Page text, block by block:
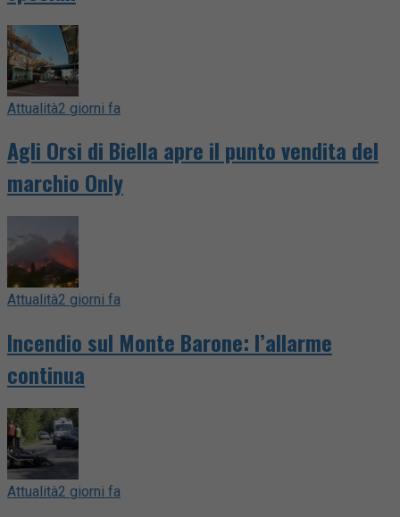
Attualità2 giorni fa
Agli Orsi di Biella apre il punto vendita del
marchio Only
Attualità2 giorni fa
Incendio sul Monte Barone: l’allarme
continua
Attualità2 giorni fa